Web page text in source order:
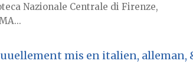
Nazionale Centrale di Firenze,
mis en italien, alleman,